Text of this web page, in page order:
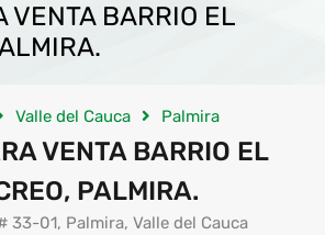
VENTA BARRIO EL
Valle del Cauca Palmira
VENTA BARRIO EL
PALMIRA.
33-01, Palmira, Valle del Cauca